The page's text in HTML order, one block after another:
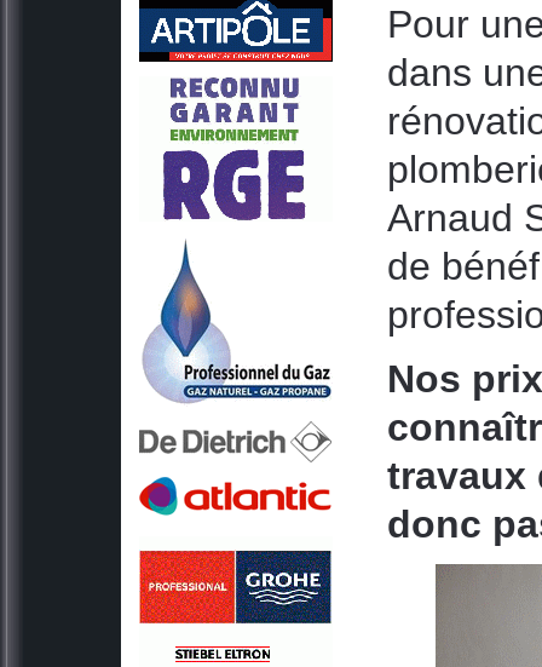
Pour
dans
Arnaud
de
Nos
travaux
donc